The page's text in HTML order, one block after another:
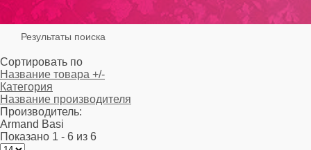
Результаты поиска
Сортировать по
Название товара +/-
Категория
Название производителя
Производитель:
Armand Basi
Показано 1 - 6 из 6